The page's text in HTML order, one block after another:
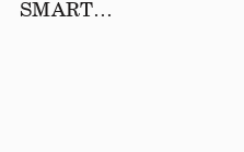
SMART…